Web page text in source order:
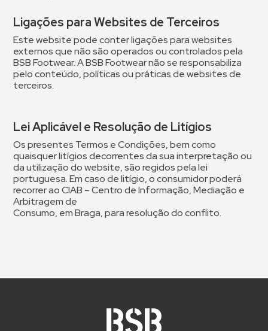
Ligações para Websites de Terceiros
Este website pode conter ligações para websites
externos que não são operados ou controlados pela
BSB Footwear. A BSB Footwear não se responsabiliza
pelo conteúdo, políticas ou práticas de websites de
terceiros.
Lei Aplicável e Resolução de Litígios
Os presentes Termos e Condições, bem como
quaisquer litígios decorrentes da sua interpretação ou
da utilização do website, são regidos pela lei
portuguesa. Em caso de litígio, o consumidor poderá
recorrer ao CIAB – Centro de Informação, Mediação e
Arbitragem de
Consumo, em Braga, para resolução do conflito.